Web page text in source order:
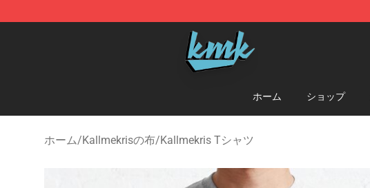
KallMeKris Store - Official KallMeKris Merchandise Shop
ホーム ショップ
ホーム/Kallmekrisの布/Kallmekris Tシャツ